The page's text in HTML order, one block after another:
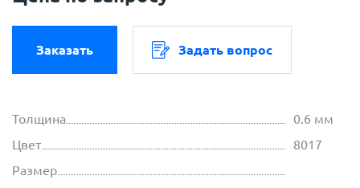
Заказать Задать вопрос
Толщина
0.6 мм
Цвет
8017
Размер